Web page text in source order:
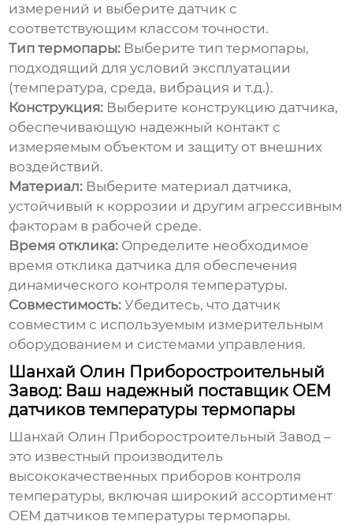
измерений и выберите датчик с
соответствующим классом точности.
Тип термопары: Выберите тип термопары,
подходящий для условий эксплуатации
(температура, среда, вибрация и т.д.).
Конструкция: Выберите конструкцию датчика,
обеспечивающую надежный контакт с
измеряемым объектом и защиту от внешних
воздействий.
Материал: Выберите материал датчика,
устойчивый к коррозии и другим агрессивным
факторам в рабочей среде.
Время отклика: Определите необходимое
время отклика датчика для обеспечения
динамического контроля температуры.
Совместимость: Убедитесь, что датчик
совместим с используемым измерительным
оборудованием и системами управления.
Шанхай Олин Приборостроительный
Завод: Ваш надежный поставщик OEM
датчиков температуры термопары
Шанхай Олин Приборостроительный Завод –
это известный производитель
высококачественных приборов контроля
температуры, включая широкий ассортимент
OEM датчиков температуры термопары.